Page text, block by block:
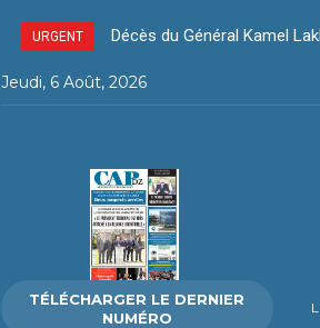
URGENT Décès du Général Kamel
Jeudi, 6 Août, 2026
TÉLÉCHARGER LE DERNIER
NUMÉRO